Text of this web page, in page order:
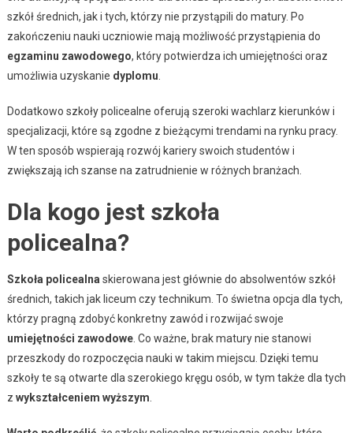
szkół średnich, jak i tych, którzy nie przystąpili do matury. Po
zakończeniu nauki uczniowie mają możliwość przystąpienia do
egzaminu zawodowego, który potwierdza ich umiejętności oraz
umożliwia uzyskanie dyplomu.
Dodatkowo szkoły policealne oferują szeroki wachlarz kierunków i
specjalizacji, które są zgodne z bieżącymi trendami na rynku pracy.
W ten sposób wspierają rozwój kariery swoich studentów i
zwiększają ich szanse na zatrudnienie w różnych branżach.
Dla kogo jest szkoła
policealna?
Szkoła policealnaskierowana jest głównie do absolwentów szkół
średnich, takich jak liceum czy technikum. To świetna opcja dla tych,
którzy pragną zdobyć konkretny zawód i rozwijać swoje
umiejętności zawodowe. Co ważne, brak matury nie stanowi
przeszkody do rozpoczęcia nauki w takim miejscu. Dzięki temu
szkoły te są otwarte dla szerokiego kręgu osób, w tym także dla tych
z wykształceniem wyższym.